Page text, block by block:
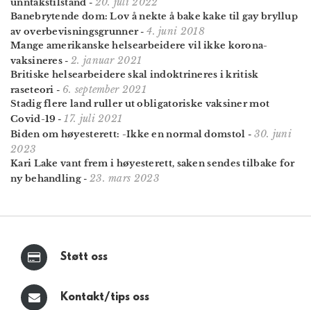
unntakstilstand -
Banebrytende dom: Lov å nekte å bake kake til gay bryllup
av overbevisningsgrunner-4. juni 2018
Mange amerikanske helse­arbeidere vil ikke korona­
vaksineres - 2. januar 2021
Britiske helsearbeidere skal indoktrineres i kritisk
raseteori - 6. september 2021
Stadig flere land ruller ut obliga­toriske vaksiner mot
Covid-19 -17. juli 2021
Biden om høyesterett: -Ikke en normal domstol - 30. juni
2023
Kari Lake vant frem i høyesterett, saken sendes tilbake for
ny behandling- 23. mars 2023
Støtt oss
Kontakt/tips oss